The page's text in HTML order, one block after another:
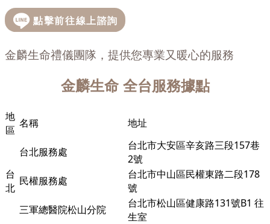
金麟生命禮儀團隊，提供您專業又暖心的服務
金麟生命 全台服務據點
地
區
名稱 地址
台
北
台北服務處
台北市大安區辛亥路三段157巷
2號
民權服務處
台北市中山區民權東路二段178
號
三軍總醫院松山分院
台北市松山區健康路131號B1 往
生室